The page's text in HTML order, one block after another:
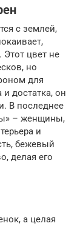
с землей,
Этот цвет не
но
для
достатка, он
В последнее
– женщины,
и
бежевый
делая его
а целая